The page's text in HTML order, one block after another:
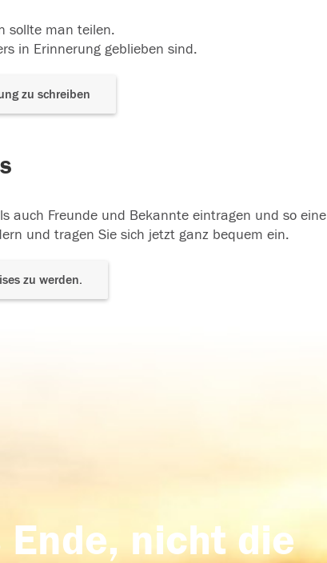
sollte man teilen.
in Erinnerung geblieben sind.
zu schreiben
auch Freunde und Bekannte eintragen und so eine
und tragen Sie sich jetzt ganz bequem ein.
zu werden.
nicht die